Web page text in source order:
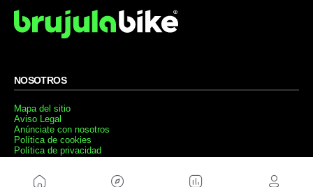
NOSOTROS
Mapa del sitio
Aviso Legal
Anúnciate con nosotros
Política de cookies
Política de privacidad